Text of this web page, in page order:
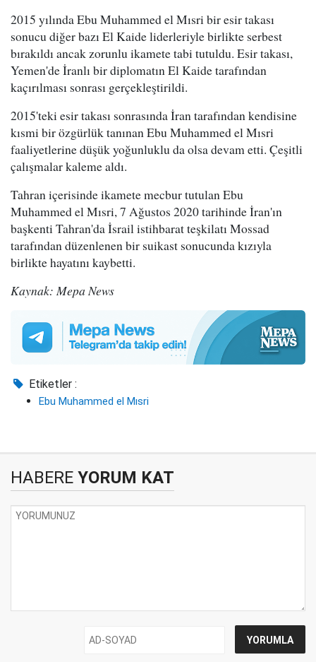
2015 yılında Ebu Muhammed el Mısri bir esir takası
sonucu diğer bazı El Kaide liderleriyle birlikte serbest
bırakıldı ancak zorunlu ikamete tabi tutuldu. Esir takası,
Yemen'de İranlı bir diplomatın El Kaide tarafından
kaçırılması sonrası gerçekleştirildi.
2015'teki esir takası sonrasında İran tarafından kendisine
kısmi bir özgürlük tanınan Ebu Muhammed el Mısri
faaliyetlerine düşük yoğunluklu da olsa devam etti. Çeşitli
çalışmalar kaleme aldı.
Tahran içerisinde ikamete mecbur tutulan Ebu
Muhammed el Mısri, 7 Ağustos 2020 tarihinde İran'ın
başkenti Tahran'da İsrail istihbarat teşkilatı Mossad
tarafından düzenlenen bir suikast sonucunda kızıyla
birlikte hayatını kaybetti.
Kaynak: Mepa News
Etiketler :
Ebu Muhammed el Mısri
HABERE YORUM KAT